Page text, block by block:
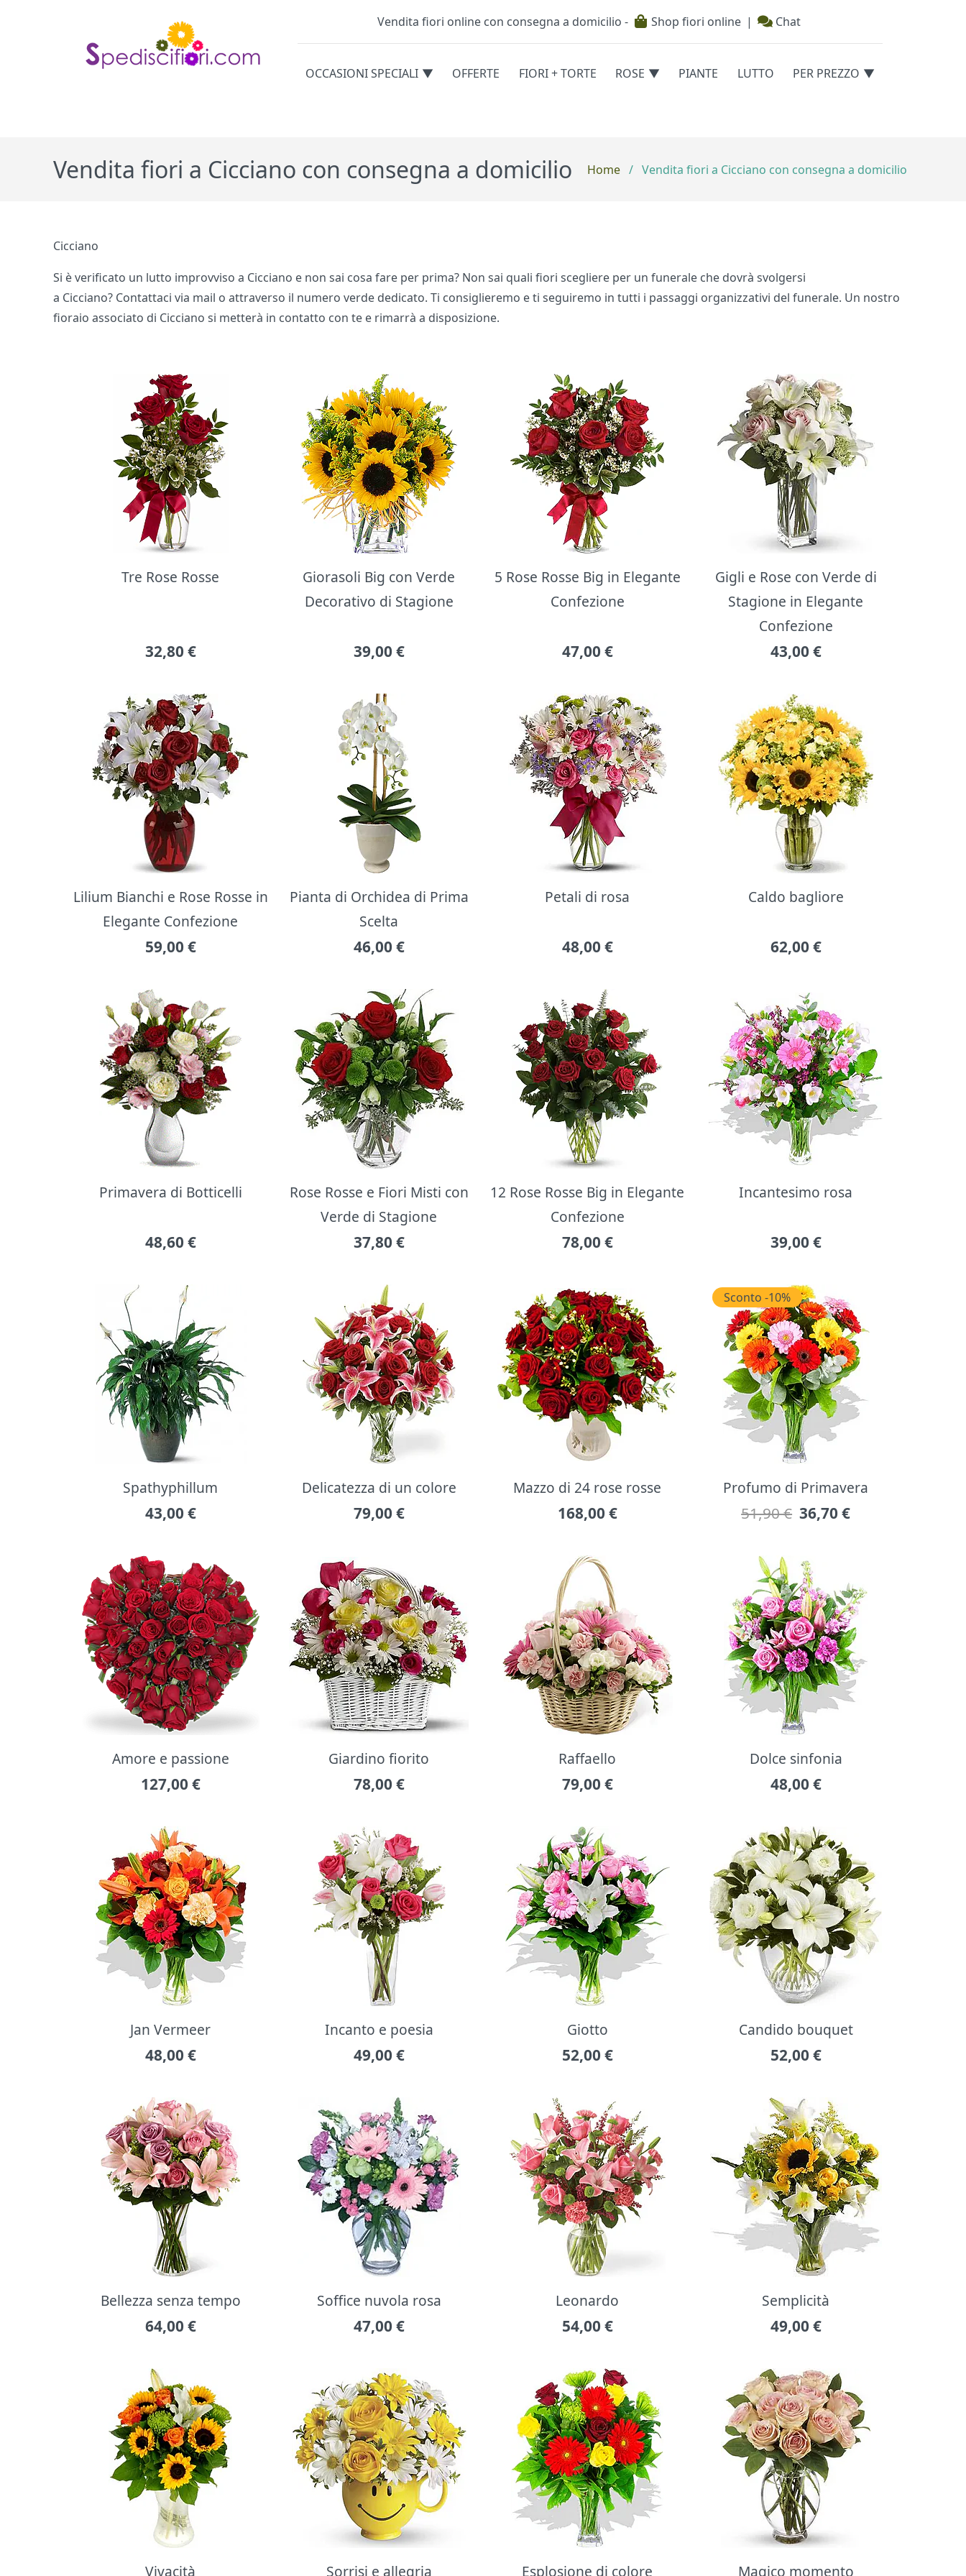
Testata
Vendita fiori online con consegna a domicilio - Shop fiori online | Chat
Categorie
OCCASIONI SPECIALI OFFERTE FIORI + TORTE ROSE PIANTE LUTTO PER PREZZO
Vendita fiori a Cicciano con consegna a domicilio Home / Vendita fiori a Cicciano con consegna a domicilio
Cicciano
Si è verificato un lutto improvviso a Cicciano e non sai cosa fare per prima? Non sai quali fiori scegliere per un funerale che dovrà svolgersi
a Cicciano? Contattaci via mail o attraverso il numero verde dedicato. Ti consiglieremo e ti seguiremo in tutti i passaggi organizzativi del funerale. Un nostro
fioraio associato di Cicciano si metterà in contatto con te e rimarrà a disposizione.
Bouquet di fiori
Tre Rose Rosse
32,80 €
Giorasoli Big con Verde
Decorativo di Stagione
39,00 €
5 Rose Rosse Big in Elegante
Confezione
47,00 €
Gigli e Rose con Verde di
Stagione in Elegante
Confezione
43,00 €
Lilium Bianchi e Rose Rosse in
Elegante Confezione
59,00 €
Pianta di Orchidea di Prima
Scelta
46,00 €
Petali di rosa
48,00 €
Caldo bagliore
62,00 €
Primavera di Botticelli
48,60 €
Rose Rosse e Fiori Misti con
Verde di Stagione
37,80 €
12 Rose Rosse Big in Elegante
Confezione
78,00 €
Incantesimo rosa
39,00 €
Spathyphillum
43,00 €
Delicatezza di un colore
79,00 €
Mazzo di 24 rose rosse
168,00 €
Profumo di Primavera
51,90 € 36,70 €
Sconto -10%
Amore e passione
127,00 €
Giardino fiorito
78,00 €
Raffaello
79,00 €
Dolce sinfonia
48,00 €
Jan Vermeer
48,00 €
Incanto e poesia
49,00 €
Giotto
52,00 €
Candido bouquet
52,00 €
Bellezza senza tempo
64,00 €
Soffice nuvola rosa
47,00 €
Leonardo
54,00 €
Semplicità
49,00 €
Vivacità Sorrisi e allegria Esplosione di colore Magico momento